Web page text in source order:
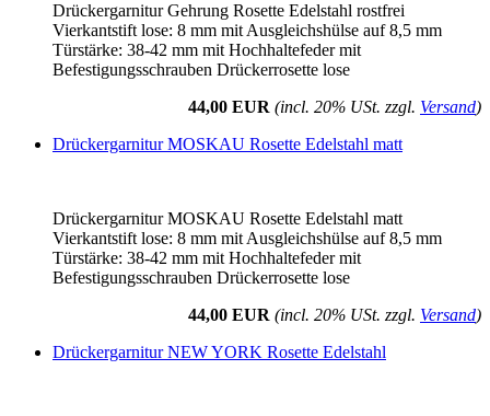
Drückergarnitur Gehrung Rosette Edelstahl rostfrei
Vierkantstift lose: 8 mm mit Ausgleichshülse auf 8,5 mm
Türstärke: 38-42 mm mit Hochhaltefeder mit
Befestigungsschrauben Drückerrosette lose
44,00 EUR (incl. 20% USt. zzgl. Versand)
Drückergarnitur MOSKAU Rosette Edelstahl matt
Drückergarnitur MOSKAU Rosette Edelstahl matt
Vierkantstift lose: 8 mm mit Ausgleichshülse auf 8,5 mm
Türstärke: 38-42 mm mit Hochhaltefeder mit
Befestigungsschrauben Drückerrosette lose
44,00 EUR (incl. 20% USt. zzgl. Versand)
Drückergarnitur NEW YORK Rosette Edelstahl